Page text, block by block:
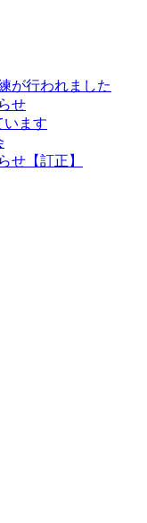
が行われました
せ
います
せ【訂正】